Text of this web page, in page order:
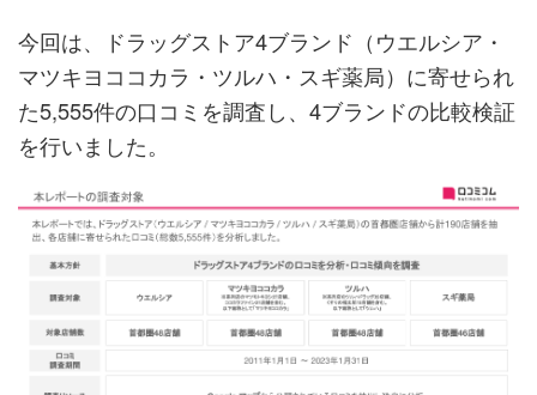
今回は、ドラッグストア4ブランド（ウエルシア・
マツキヨココカラ・ツルハ・スギ薬局）に寄せられ
た5,555件の口コミを調査し、4ブランドの比較検証
を行いました。